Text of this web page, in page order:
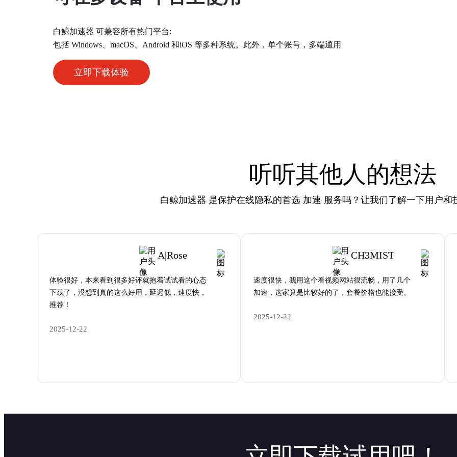
白鲸加速器 可兼容所有热门平台:
包括 Windows、macOS、Android 和iOS 等多种系统。此外，单个账号，多端通用
立即下载体验
听听其他人的想法
白鲸加速器 是保护在线隐私的首选 加速 服务吗？让我们了解一下用户和
A|Rose
体验很好，本来看到很多好评就抱着试试看的心态
下载了，没想到真的这么好用，延迟低，速度快，
推荐！
2025-12-22
CH3MIST
速度很快，我用这个看视频网站很流畅，用了几个
加速，这家算是比较好的了，套餐价格也能接受。
2025-12-22